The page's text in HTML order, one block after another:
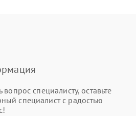
вопрос специалисту, оставьте
специалист с радостью